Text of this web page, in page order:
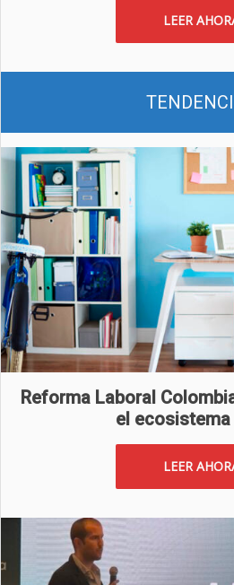
LEER
Reforma Laboral
el
LEER